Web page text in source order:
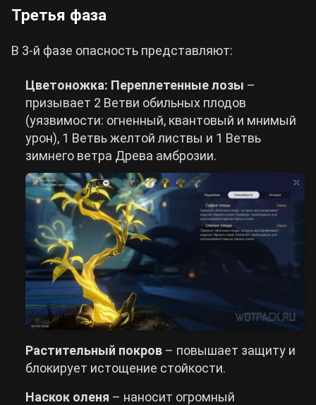
Третья фаза
В 3-й фазе опасность представляют:
Цветоножка: Переплетенные лозы –
призывает 2 Ветви обильных плодов
(уязвимости: огненный, квантовый и мнимый
урон), 1 Ветвь желтой листвы и 1 Ветвь
зимнего ветра Древа амброзии.
Растительный покров – повышает защиту и
блокирует истощение стойкости.
Наскок оленя – наносит огромный